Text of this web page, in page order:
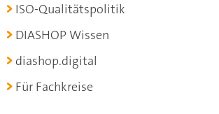
ISO-Qualitätspolitik
DIASHOP Wissen
diashop.digital
Für Fachkreise